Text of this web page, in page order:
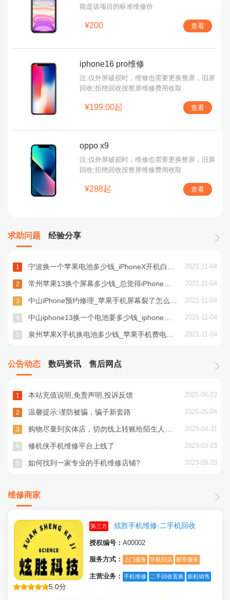
能是该项目的标准维修价
¥200 查看
iphone16 pro维修
注:仅外屏破损时，维修也需要更换整屏，旧屏
回收;拒绝回收按整屏维修费用收取
¥199.00起 查看
oppo x9
注:仅外屏破损时，维修也需要更换整屏，旧屏
回收;拒绝回收按整屏维修费用收取
¥288起 查看
求助问题 经验分享
1 2021-11-04
2 2021-11-04
3 2021-11-04
4 2021-11-04
5 2021-11-04
公告动态 数码资讯 售后网点
1 本站充值说明,免责声明,投诉反馈 2025-06-22
2 温馨提示:谨防被骗，骗子新套路 2025-05-04
3 2025-04-11
4 修机侠手机维修平台上线了 2023-03-23
5 如何找到一家专业的手机维修店铺? 2023-09-20
维修商家
5.0分
第三方 炫胜手机维修·二手机回收
授权编号：A00002
服务方式： 上门服务 导航到店 邮寄服务
主营业务： 手机维修 二手回收置换 新机销售